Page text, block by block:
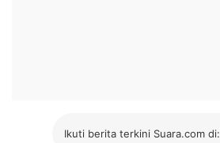
Ikuti berita terkini Suara.com di: